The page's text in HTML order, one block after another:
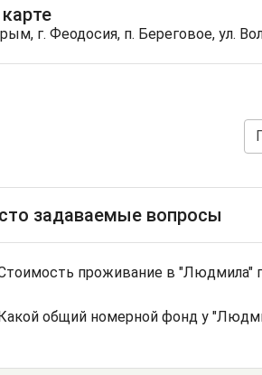
г. Феодосия, п. Береговое, ул.
задаваемые вопросы
проживание в "Людмила"
Какой общий номерной фонд у